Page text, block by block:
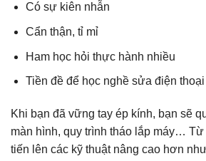
Có sự kiên nhẫn
Cẩn thận, tỉ mỉ
Ham học hỏi thực hành nhiều
Tiền đề để học nghề sửa điện
Khi bạn đã vững tay ép kính, bạn sẽ
màn hình, quy trình tháo lắp máy… Từ
tiến lên các kỹ thuật nâng cao hơn